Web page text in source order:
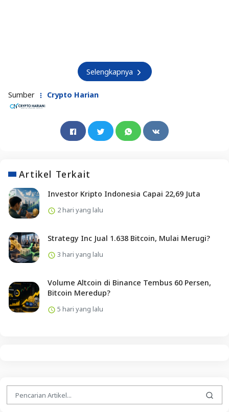
Selengkapnya
Sumber Crypto Harian
Artikel Terkait
Investor Kripto Indonesia Capai 22,69 Juta
2 hari yang lalu
Strategy Inc Jual 1.638 Bitcoin, Mulai Merugi?
3 hari yang lalu
Volume Altcoin di Binance Tembus 60 Persen,
Bitcoin Meredup?
5 hari yang lalu